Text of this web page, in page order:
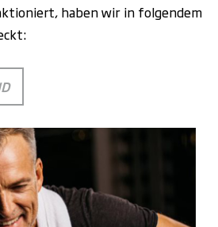
haben wir in folgendem